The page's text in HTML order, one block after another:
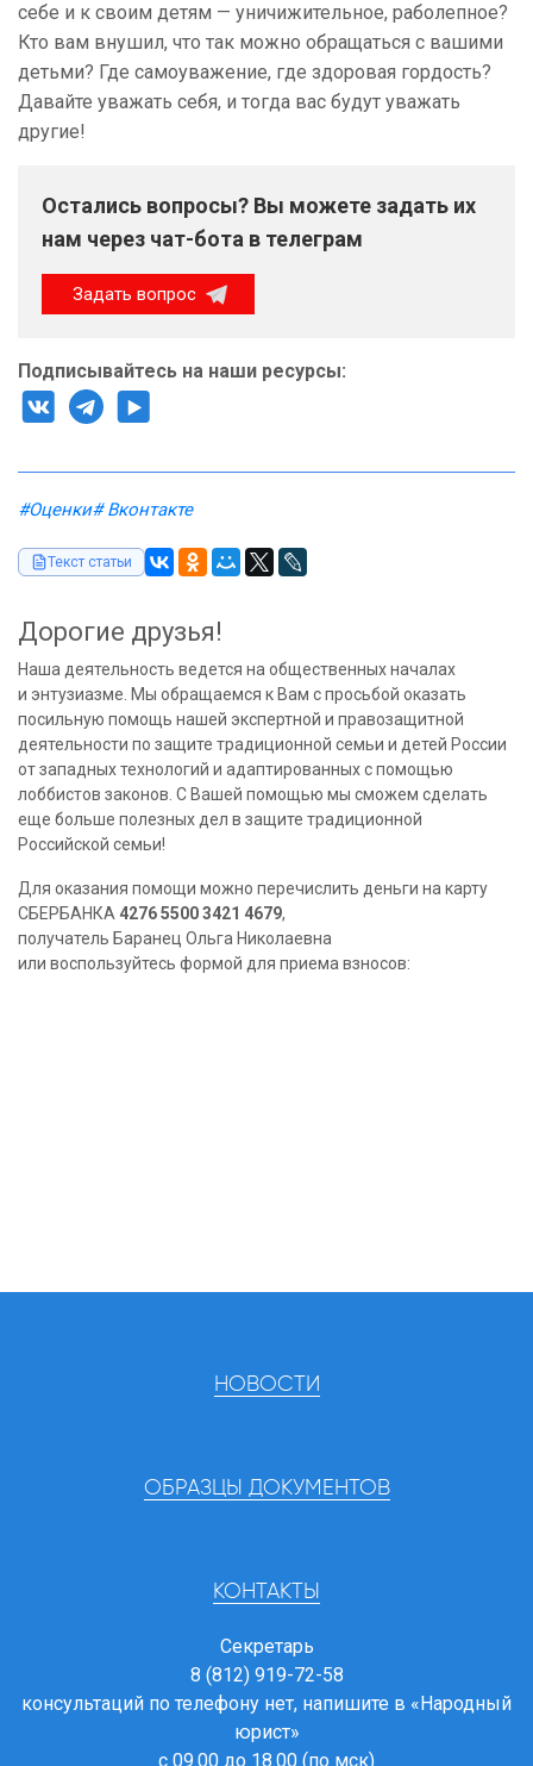
себе и к своим детям — уничижительное, раболепное?
Кто вам внушил, что так можно обращаться с вашими
детьми? Где самоуважение, где здоровая гордость?
Давайте уважать себя, и тогда вас будут уважать
другие!
Остались вопросы? Вы можете задать их
нам через чат-бота в телеграм
Задать вопрос
Подписывайтесь на наши ресурсы:
#Оценки# Вконтакте
Текст статьи
Дорогие друзья!
Наша деятельность ведется на общественных началах
и энтузиазме. Мы обращаемся к Вам с просьбой оказать
посильную помощь нашей экспертной и правозащитной
деятельности по защите традиционной семьи и детей России
от западных технологий и адаптированных с помощью
лоббистов законов. С Вашей помощью мы сможем сделать
еще больше полезных дел в защите традиционной
Российской семьи!
Для оказания помощи можно перечислить деньги на карту
СБЕРБАНКА 4276 5500 3421 4679,
получатель Баранец Ольга Николаевна
или воспользуйтесь формой для приема взносов:
НОВОСТИ
ОБРАЗЦЫ ДОКУМЕНТОВ
КОНТАКТЫ
Секретарь
8 (812) 919-72-58
консультаций по телефону нет, напишите в «Народный
юрист»
с 09.00 до 18.00 (по мск)